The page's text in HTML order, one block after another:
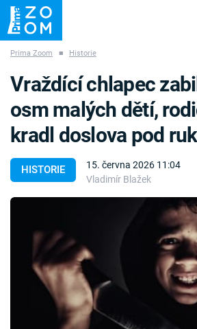
ZÁHADY VETŘELCI DÁVNOVĚKU
Témata
Pořady
TV Program
Časopis
Prima Zoom ■ Historie
HISTORIE
15. června 2026 11:04
Vladimír Blažek
Vraždící chlapec
osm malých dětí,
kradl doslova pod